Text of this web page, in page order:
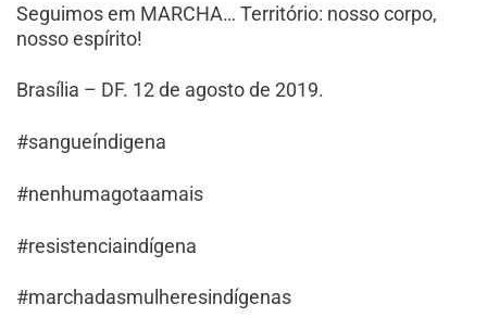
Seguimos em MARCHA… Território: nosso corpo,
nosso espírito!
Brasília – DF. 12 de agosto de 2019.
#sangueíndigena
#nenhumagotaamais
#resistenciaindígena
#marchadasmulheresindígenas